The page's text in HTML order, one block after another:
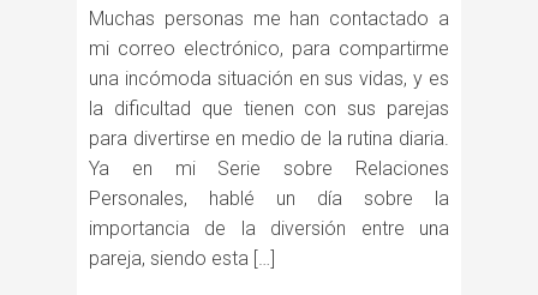
Muchas personas me han contactado a
mi correo electrónico, para compartirme
una incómoda situación en sus vidas, y es
la dificultad que tienen con sus parejas
para divertirse en medio de la rutina diaria.
Ya en mi Serie sobre Relaciones
Personales, hablé un día sobre la
importancia de la diversión entre una
pareja, siendo esta […]